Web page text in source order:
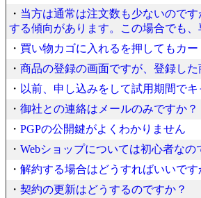
・ 当方は通常は注文数も少ないので
する傾向があります。この場合でも
・ 買い物カゴに入れるを押してもカ
・ 商品の登録の画面ですが、登録し
・ 以前、申し込みをして試用期間で
・ 御社との連絡はメールのみですか？
・ PGPの公開鍵がよくわかりません
・ Webショップについては初心者な
・ 解約する場合はどうすればいいです
・ 契約の更新はどうするのですか？